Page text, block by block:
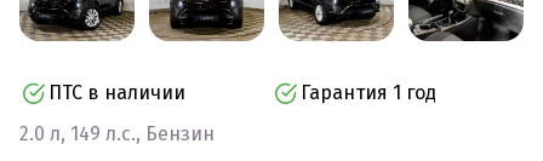
ПТС в наличии
Гарантия 1 год
2.0 л, 149 л.с., Бензин